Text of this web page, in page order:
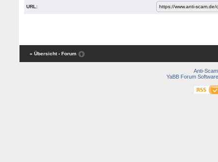
URL:
« Übersicht ‹ Forum
Anti-Scam
YaBB Forum Software